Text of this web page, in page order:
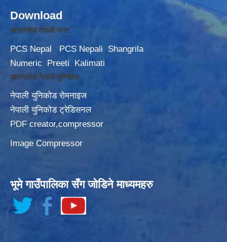
Download
डाउनलोड नेपाली फन्ट
PCS Nepal PCS Nepali
Shangrila
Numeric
Preeti Kalimati
डाउनलोड नेपाली युनिकोड
नेपाली युनिकोड रोमनाइज
नेपाली युनिकोड ट्रेडिसनल
PDF creator,compressor
Image Compressor
भूमे गाउँपालिका सँग जोडिने माध्यमहरु